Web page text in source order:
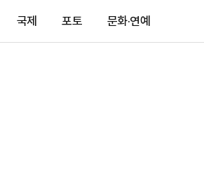
국제 포토 문화·연예